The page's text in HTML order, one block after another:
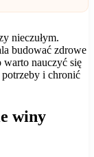
nieczułym.
budować zdrowe
warto nauczyć się
i chronić
winy